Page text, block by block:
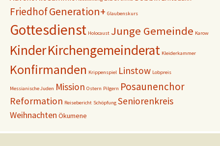
FriedhofGeneration+ Glaubenskurs
Gottesdienst Holocaust Junge Gemeinde Karow
KinderKirchengemeinderat Kleiderkammer
Konfirmanden Krippenspiel Linstow Lobpreis
Messianische Juden Mission Ostern Pilgern Posaunenchor
Reformation Reisebericht Schöpfung Seniorenkreis
Weihnachten Ökumene